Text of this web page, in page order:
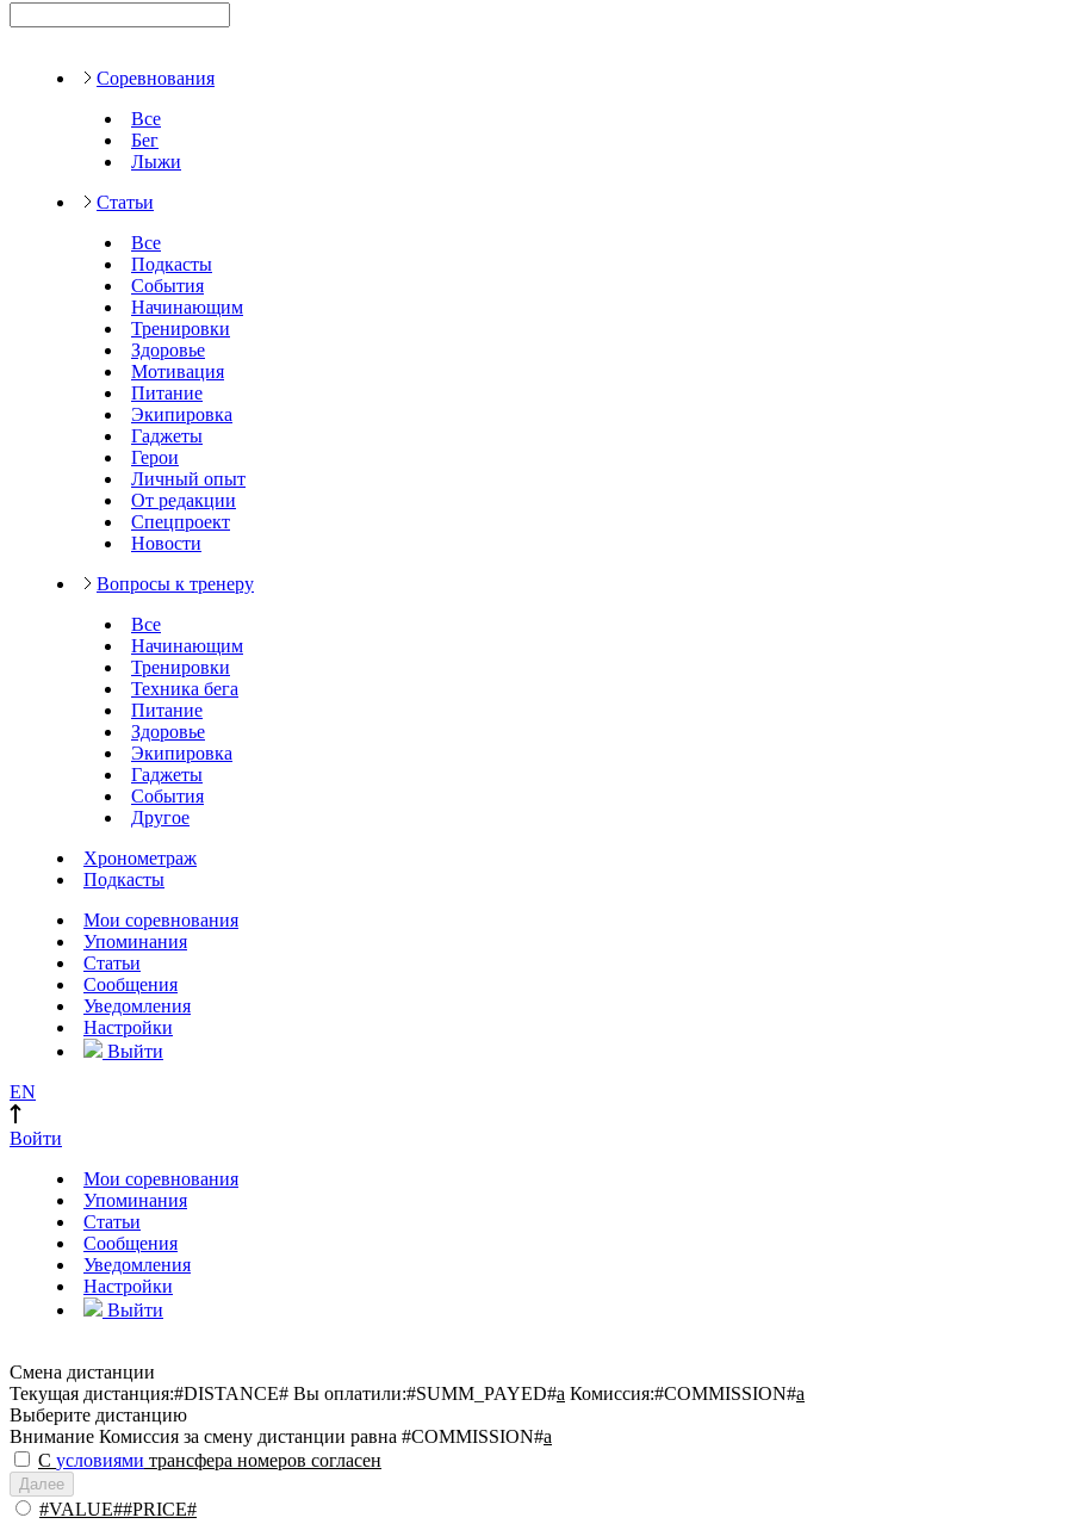
Соревнования
Все
Бег
Лыжи
Статьи
Все
Подкасты
События
Начинающим
Тренировки
Здоровье
Мотивация
Питание
Экипировка
Гаджеты
Герои
Личный опыт
От редакции
Спецпроект
Новости
Вопросы к тренеру
Все
Начинающим
Тренировки
Техника бега
Питание
Здоровье
Экипировка
Гаджеты
События
Другое
Хронометраж
Подкасты
Мои соревнования
Упоминания
Статьи
Сообщения
Уведомления
Настройки
Выйти
EN
Войти
Мои соревнования
Упоминания
Статьи
Сообщения
Уведомления
Настройки
Выйти
Смена дистанции
Текущая дистанция:#DISTANCE# Вы оплатили:#SUMM_PAYED#a Комиссия:#COMMISSION#a
Выберите дистанцию
Внимание Комиссия за смену дистанции равна #COMMISSION#a
С условиями трансфера номеров согласен
Далее
#VALUE##PRICE#